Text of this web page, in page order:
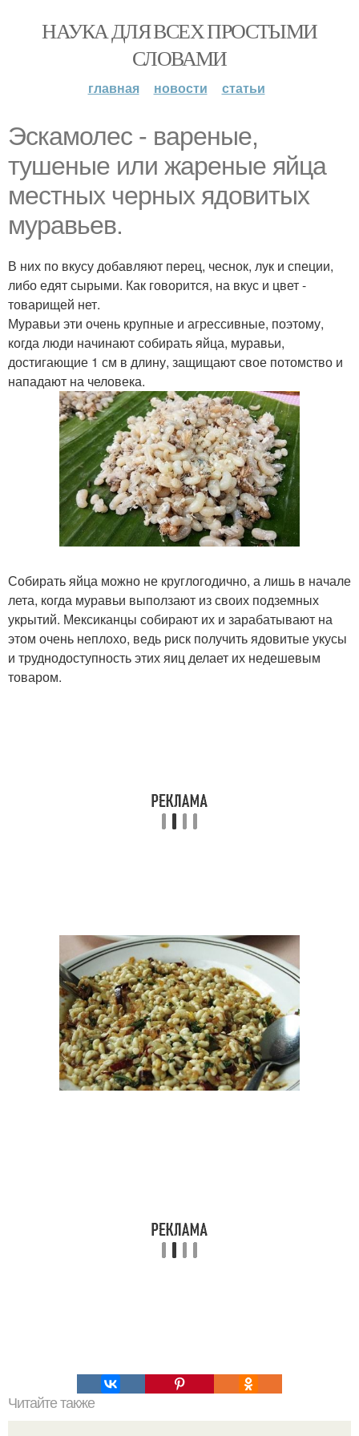
НАУКА ДЛЯ ВСЕХ ПРОСТЫМИ
СЛОВАМИ
главная новости статьи
Эскамолес - вареные,
тушеные или жареные яйца
местных черных ядовитых
муравьев.
В них по вкусу добавляют перец, чеснок, лук и специи,
либо едят сырыми. Как говорится, на вкус и цвет -
товарищей нет.
Муравьи эти очень крупные и агрессивные, поэтому,
когда люди начинают собирать яйца, муравьи,
достигающие 1 см в длину, защищают свое потомство и
нападают на человека.
Собирать яйца можно не круглогодично, а лишь в начале
лета, когда муравьи выползают из своих подземных
укрытий. Мексиканцы собирают их и зарабатывают на
этом очень неплохо, ведь риск получить ядовитые укусы
и труднодоступность этих яиц делает их недешевым
товаром.
Читайте также